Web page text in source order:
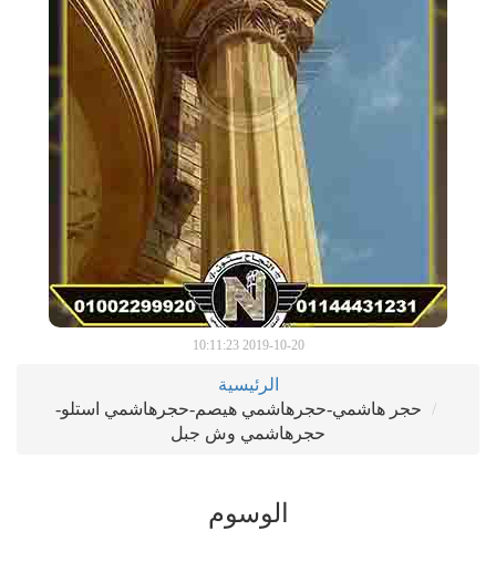
2019-10-20 10:11:23
الرئيسية
حجر هاشمي-حجرهاشمي هيصم-حجرهاشمي استلو-
حجرهاشمي وش جبل
الوسوم